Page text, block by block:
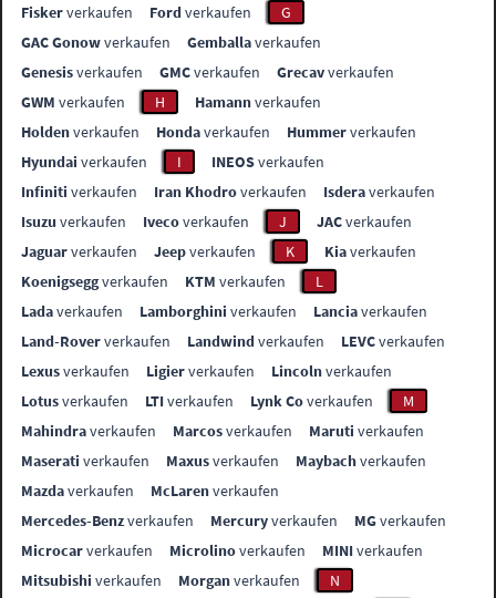
Fiskerverkaufen Fordverkaufen
G
GAC Gonowverkaufen Gemballaverkaufen
Genesisverkaufen GMCverkaufen Grecavverkaufen
GWM verkaufen H Hamannverkaufen
Holdenverkaufen Hondaverkaufen Hummerverkaufen
Hyundai verkaufen I INEOSverkaufen
Infiniti verkaufen Iran Khodroverkaufen Isderaverkaufen
Isuzu verkaufen Ivecoverkaufen J JACverkaufen
Jaguarverkaufen Jeepverkaufen K Kiaverkaufen
Koenigseggverkaufen KTM verkaufen
L
Ladaverkaufen Lamborghini verkaufen Lanciaverkaufen
Land-Roververkaufen Landwindverkaufen LEVCverkaufen
Lexusverkaufen Ligierverkaufen Lincolnverkaufen
Lotusverkaufen LTIverkaufen Lynk Coverkaufen
M
Mahindraverkaufen Marcosverkaufen Maruti verkaufen
Maserati verkaufen Maxusverkaufen Maybachverkaufen
Mazdaverkaufen McLarenverkaufen
Mercedes-Benzverkaufen Mercuryverkaufen MGverkaufen
Microcarverkaufen Microlinoverkaufen MINIverkaufen
Mitsubishi verkaufen Morganverkaufen
N